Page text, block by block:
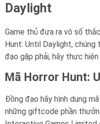
Daylight
Game thủ đưa ra vô số
Hunt: Until Daylight, chúng
đạo gặp phải, hãy thực
Mã Horror Hunt:
Đồng đạo hãy hình dung
những giftcode phần